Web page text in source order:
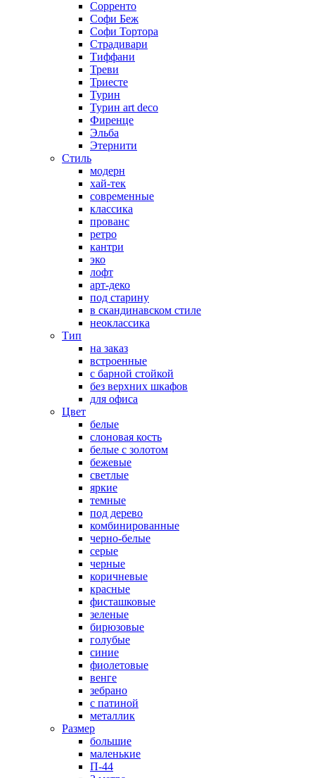
Сорренто
Софи Беж
Софи Тортора
Страдивари
Тиффани
Треви
Триесте
Турин
Турин art deco
Фиренце
Эльба
Этернити
Стиль
модерн
хай-тек
современные
классика
прованс
ретро
кантри
эко
лофт
арт-деко
под старину
в скандинавском стиле
неоклассика
Тип
на заказ
встроенные
с барной стойкой
без верхних шкафов
для офиса
Цвет
белые
слоновая кость
белые с золотом
бежевые
светлые
яркие
темные
под дерево
комбинированные
черно-белые
серые
черные
коричневые
красные
фисташковые
зеленые
бирюзовые
голубые
синие
фиолетовые
венге
зебрано
с патиной
металлик
Размер
большие
маленькие
П-44